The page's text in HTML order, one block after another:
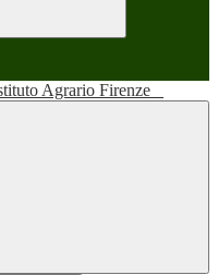
Agrario Firenze